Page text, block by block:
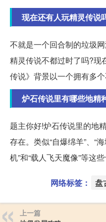
现在还有人玩精灵传说
不就是一个回合制的垃圾
精灵传说不都过时了吗?现
传说》背景以一个拥有多个
炉石传说里有哪些地精
题主你好!炉石传说里的地
存在。类似“自爆绵羊”、“
机”和“载人飞天魔像”等这
网络标签： 盘
上一篇